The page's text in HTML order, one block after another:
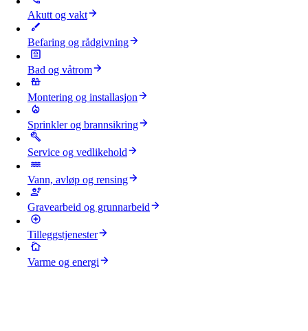
Akutt og vakt
Befaring og rådgivning
Bad og våtrom
Montering og installasjon
Sprinkler og brannsikring
Service og vedlikehold
Vann, avløp og rensing
Gravearbeid og grunnarbeid
Tilleggstjenester
Varme og energi